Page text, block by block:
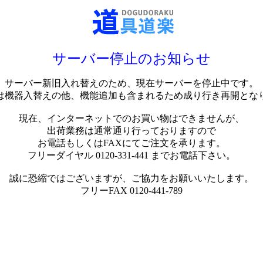
サーバー停止のお知らせ
サーバー新旧入れ替えのため、現在サーバーを停止中です。
機器入替えの他、機能追加も含まれるため成り行き再開とな
現在、インターネットでのお買い物はできませんが、
出荷業務は通常通り行っておりますので
お電話もしくはFAXにてご注文を承ります。
フリーダイヤル 0120-331-441 までお電話下さい。
誠に恐縮ではございますが、ご協力をお願いいたします。
フリーFAX 0120-441-789